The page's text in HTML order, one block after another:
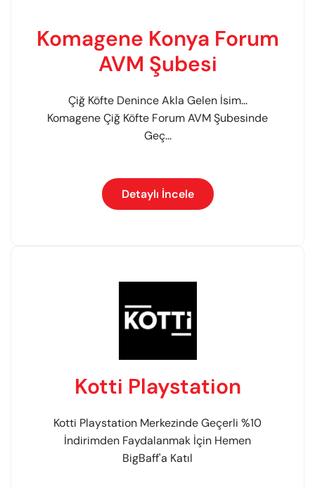
Komagene Konya Forum
AVM Şubesi
Çiğ Köfte Denince Akla Gelen İsim...
Komagene Çiğ Köfte Forum AVM Şubesinde
Geç...
Detaylı İncele
Kotti Playstation
Kotti Playstation Merkezinde Geçerli %10
İndirimden Faydalanmak İçin Hemen
BigBaff'a Katıl